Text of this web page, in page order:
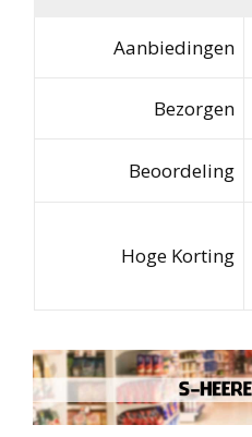
Aanbiedingen
Bezorgen
Beoordeling
Hoge Korting